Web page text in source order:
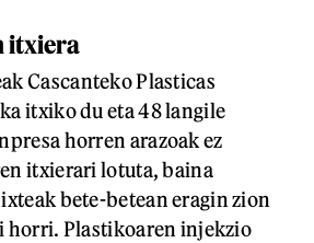
itxiera
Cascanteko Plasticas
itxiko du eta 48 langile
horren arazoak ez
itxierari lotuta, baina
bete-betean eragin zion
horri. Plastikoaren injekzio